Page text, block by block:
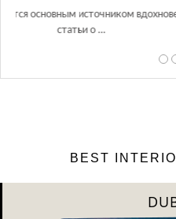
Glazov Design Group- это одна из
BEST